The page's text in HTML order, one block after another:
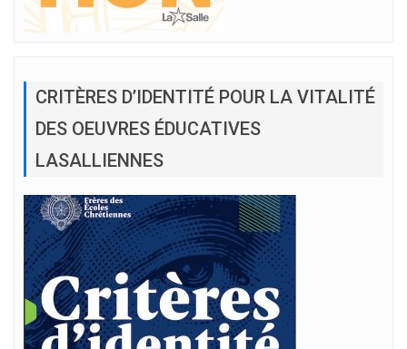
CRITÈRES D’IDENTITÉ POUR LA VITALITÉ
DES OEUVRES ÉDUCATIVES
LASALLIENNES